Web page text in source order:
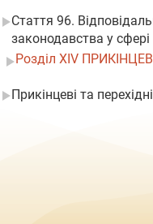
Стаття 96.
законодавства у
Розділ XIV
Прикінцеві та